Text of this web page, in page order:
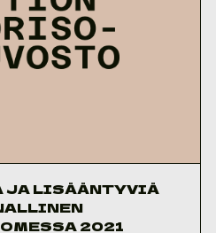
JA LISÄÄNTYVIÄ
2021